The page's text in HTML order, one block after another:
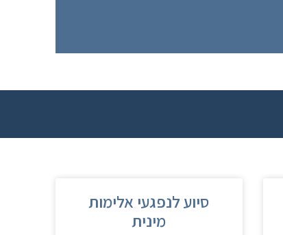
סיוע לנפגעי אלימות
מינית